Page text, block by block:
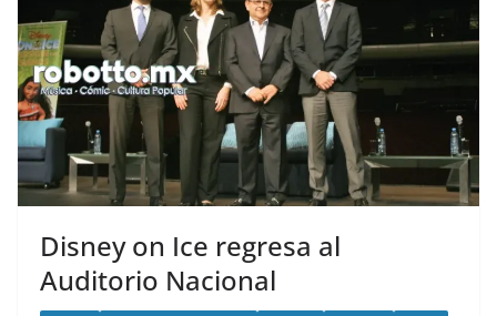
Disney on Ice regresa al
Auditorio Nacional